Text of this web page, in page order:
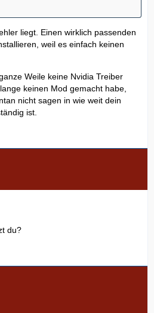
liegt. Einen wirklich passenden
weil es einfach keinen
Weile keine Nvidia Treiber
keinen Mod gemacht habe,
nicht sagen in wie weit dein
ist.
du?